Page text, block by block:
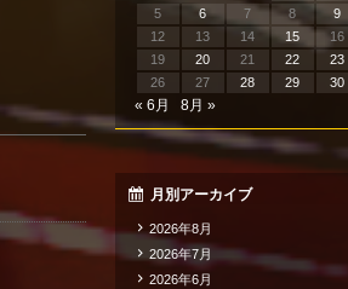
5
6 7 8 9
12
13 14 15 16
19
20 21 22 23
26
27 28 29 30
« 6月 8月 »
月別アーカイブ
2026年8月
2026年7月
2026年6月